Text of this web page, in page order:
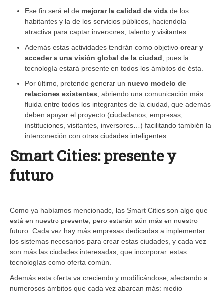
Ese fin será el de mejorar la calidad de vida de los
habitantes y la de los servicios públicos, haciéndola
atractiva para captar inversores, talento y visitantes.
Además estas actividades tendrán como objetivo crear y
acceder a una visión global de la ciudad , pues la
tecnología estará presente en todos los ámbitos de ésta.
Por último, pretende generar un nuevo modelo de
relaciones existentes , abriendo una comunicación más
fluida entre todos los integrantes de la ciudad, que además
deben apoyar el proyecto (ciudadanos, empresas,
instituciones, visitantes, inversores…) facilitando también la
interconexión con otras ciudades inteligentes.
Smart Cities: presente y
futuro
Como ya habíamos mencionado, las Smart Cities son algo que
está en nuestro presente, pero estarán aún más en nuestro
futuro. Cada vez hay más empresas dedicadas a implementar
los sistemas necesarios para crear estas ciudades, y cada vez
son más las ciudades interesadas, que incorporan estas
tecnologías como oferta común.
Además esta oferta va creciendo y modificándose, afectando a
numerosos ámbitos que cada vez abarcan más: medio